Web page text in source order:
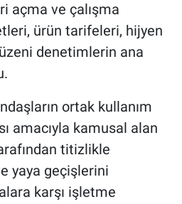
açma ve çalışma
ürün tarifeleri, hijyen
denetimlerin ana
ortak kullanım
amacıyla kamusal alan
titizlikle
yaya geçişlerini
karşı işletme